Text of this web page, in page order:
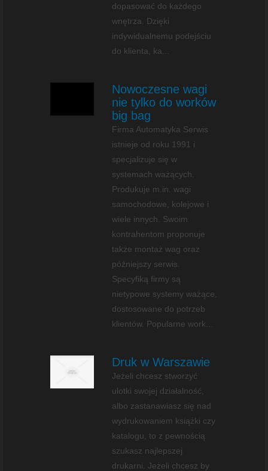
dopasować do każdego
wnętrza. Dzięki
indywidualnemu podejściu
do klienta, ka...
Nowoczesne wagi
nie tylko do worków
big bag
Firma Automatyka Serwis
istnieje od roku 1991 i
specjalizuje się w
systemach ważących.
Produkuje m.in. wagi
samochodowe, kolejowe i
wiele innych. Swoim
kontrahentom proponuje
także montaż wag oraz
późniejszy serwis.
Specyfiką firmy są
nietypowe systemy ważące,
dostosowane do potrzeb
klientów. Popularne work...
Druk w Warszawie
Jeżeli chcesz stworzyć
ulotki swojej działalność,
albo zastanawiasz się nad
wydrukowaniem książki czy
katalogu, to z pewnością
szukasz najlepszej
drukarni. Jeżeli chcesz by